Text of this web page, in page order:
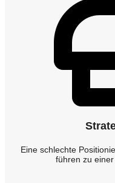
Eine schlechte
führen zu